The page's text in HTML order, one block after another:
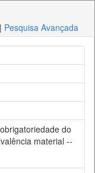
| Pesquisa Avançada
do
material --